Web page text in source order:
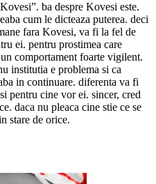
ba despre Kovesi este.
cum le dicteaza puterea. deci
fara Kovesi, va fi la fel de
ei. pentru prostimea care
comportament foarte vigilent.
institutia e problema si ca
in continuare. diferenta va fi
pentru cine vor ei. sincer, cred
daca nu pleaca cine stie ce se
stare de orice.